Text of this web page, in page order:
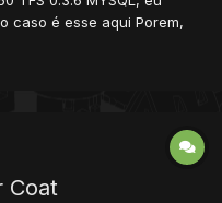
caso é esse aqui Porem,
e os danos
Coat